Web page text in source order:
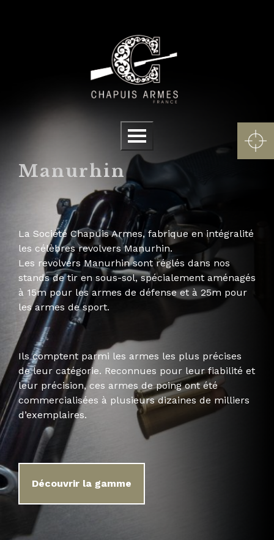
Menu
Manurhin
La Société Chapuis Armes, fabrique en intégralité
les célèbres revolvers Manurhin.
Les revolvers Manurhin sont réglés dans nos
stands de tir en sous-sol, spécialement aménagés
à 15m pour les armes de défense et à 25m pour
les armes de sport.
Ils comptent parmi les armes les plus précises
de leur catégorie. Reconnues pour leur fiabilité et
leur précision, ces armes de poing ont été
commercialisées à plusieurs dizaines de milliers
d’exemplaires.
Découvrir la gamme